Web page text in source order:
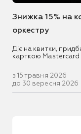
Знижка 15% на
оркестру
Діє на квитки,
карткою Mastercard
з 15 травня 2026
до 30 вересня 2026